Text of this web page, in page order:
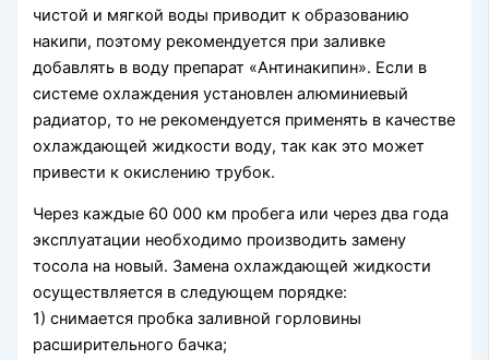
чистой и мягкой воды приводит к образованию
накипи, поэтому рекомендуется при заливке
добавлять в воду препарат «Антинакипин». Если в
системе охлаждения установлен алюминиевый
радиатор, то не рекомендуется применять в качестве
охлаждающей жидкости воду, так как это может
привести к окислению трубок.
Через каждые 60 000 км пробега или через два года
эксплуатации необходимо производить замену
тосола на новый. Замена охлаждающей жидкости
осуществляется в следующем порядке:
1) снимается пробка заливной горловины
расширительного бачка;